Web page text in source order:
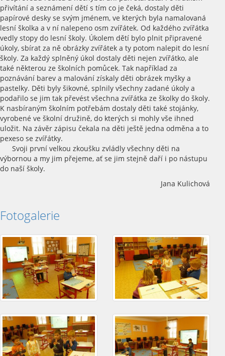
přivítání a seznámení dětí s tím co je čeká, dostaly děti
papírové desky se svým jménem, ve kterých byla namalovaná
lesní školka a v ní nalepeno osm zvířátek. Od každého zvířátka
vedly stopy do lesní školy. Úkolem dětí bylo plnit připravené
úkoly, sbírat za ně obrázky zvířátek a ty potom nalepit do lesní
školy. Za každý splněný úkol dostaly děti nejen zvířátko, ale
také některou ze školních pomůcek. Tak například za
poznávání barev a malování získaly děti obrázek myšky a
pastelky. Děti byly šikovné, splnily všechny zadané úkoly a
podařilo se jim tak převést všechna zvířátka ze školky do školy.
K nasbíraným školním potřebám dostaly děti také stojánky,
vyrobené ve školní družině, do kterých si mohly vše ihned
uložit. Na závěr zápisu čekala na děti ještě jedna odměna a to
pexeso se zvířátky.
Svoji první velkou zkoušku zvládly všechny děti na
výbornou a my jim přejeme, ať se jim stejně daří i po nástupu
do naší školy.
Jana Kulichová
Fotogalerie